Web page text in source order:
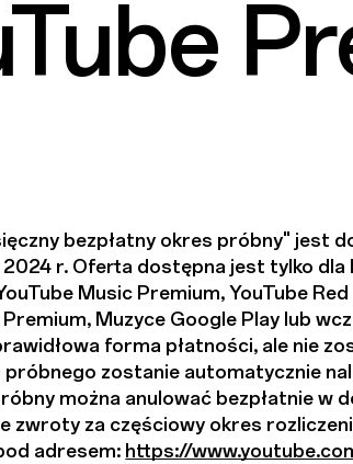
bezpłatny okres próbny" jest
r. Oferta dostępna jest tylko
Music Premium, YouTube
Muzyce Google Play lub
forma płatności, ale nie
zostanie automatycznie
można anulować bezpłatnie w
zwroty za częściowy okres
adresem: https://